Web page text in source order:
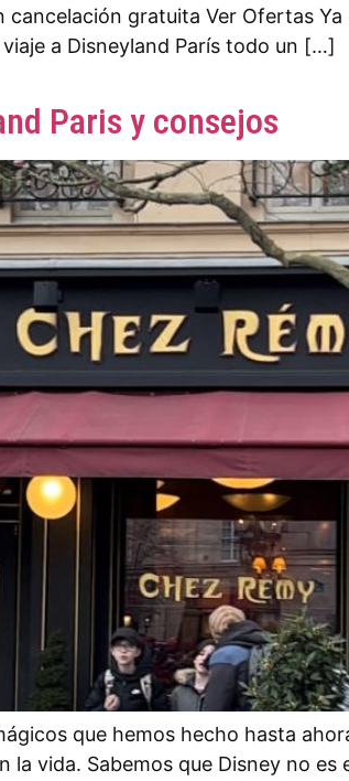
gratuita Ver Ofertas
a Disneyland París todo un […]
Paris y consejos
que hemos hecho hasta
la vida. Sabemos que Disney no